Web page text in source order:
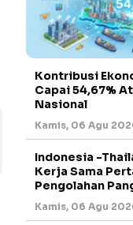
Kontribusi
Capai 54,67%
Nasional
Kamis, 06 Agu
Indonesia -
Kerja Sama
Pengolahan
Kamis, 06 Agu